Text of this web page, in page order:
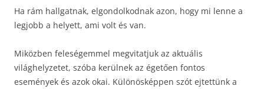
Ha rám hallgatnak, elgondolkodnak azon, hogy mi lenne a
legjobb a helyett, ami volt és van.
Miközben feleségemmel megvitatjuk az aktuális
világhelyzetet, szóba kerülnek az égetően fontos
események és azok okai. Különösképpen szót ejtettünk a